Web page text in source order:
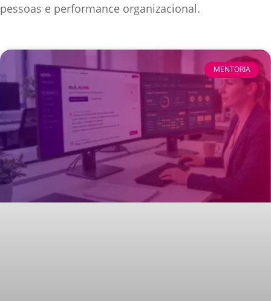
pessoas e performance organizacional.
MENTORIA